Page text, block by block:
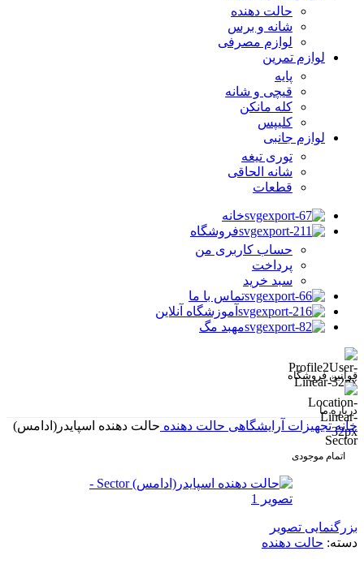
حالت دهنده
شانه و برس
لوازم مصرفی
لوازم تمرین
پایه
قیچی و شانه
کله مانکن
کلیپس
لوازم جانبی
توری تیغه
شانه الحاقی
قطعات
خانه
فروشگاه
حساب کاربری من
پرداخت
سبد خرید
تماس با ما
آموزشگاه آنلاین
مهبد مگ
قوانین فروشگاه
درباره ما
خانهتجهیزات آرایشگاهی حالت دهنده حالت دهنده اسپایدر(ادامس)
Sector
اتمام موجودی
بزرگنمایی تصویر
دسته: حالت دهنده